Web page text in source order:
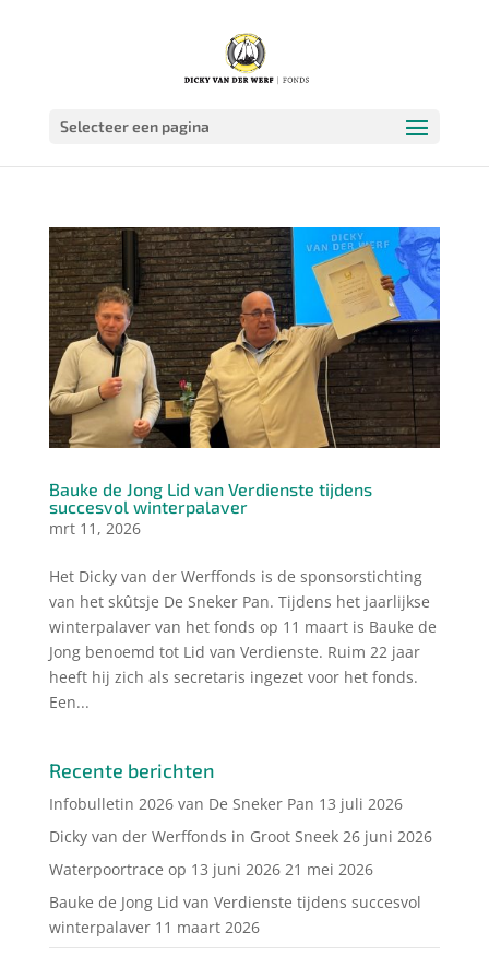
Selecteer een pagina
Bauke de Jong Lid van Verdienste tijdens
succesvol winterpalaver
mrt 11, 2026
Het Dicky van der Werffonds is de sponsorstichting
van het skûtsje De Sneker Pan. Tijdens het jaarlijkse
winterpalaver van het fonds op 11 maart is Bauke de
Jong benoemd tot Lid van Verdienste. Ruim 22 jaar
heeft hij zich als secretaris ingezet voor het fonds.
Een...
Recente berichten
Infobulletin 2026 van De Sneker Pan 13 juli 2026
Dicky van der Werffonds in Groot Sneek 26 juni 2026
Waterpoortrace op 13 juni 2026 21 mei 2026
Bauke de Jong Lid van Verdienste tijdens succesvol
winterpalaver 11 maart 2026